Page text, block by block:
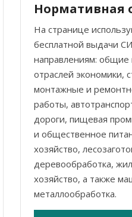
Нормативная
На странице
бесплатной выдачи
направлениям: общие
отраслей экономики,
монтажные и
работы,
дороги, пищевая
и общественное
хозяйство,
деревообработка,
хозяйство, а также
металлообработка.